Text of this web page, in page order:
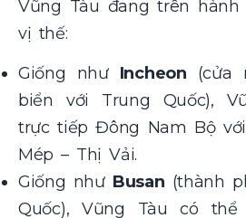
Vũng Tàu đang trên
vị thế:
Giống như Incheon (cửa
biển với Trung Quốc),
trực tiếp Đông Nam Bộ
Mép – Thị Vải.
Giống như Busan (thành
Quốc), Vũng Tàu có